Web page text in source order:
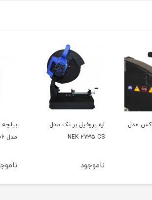
مدل
اره پروفیل بر نک مدل
NEK 2735 CS
ناموجود
بیلچه
مدل ZSB-1006